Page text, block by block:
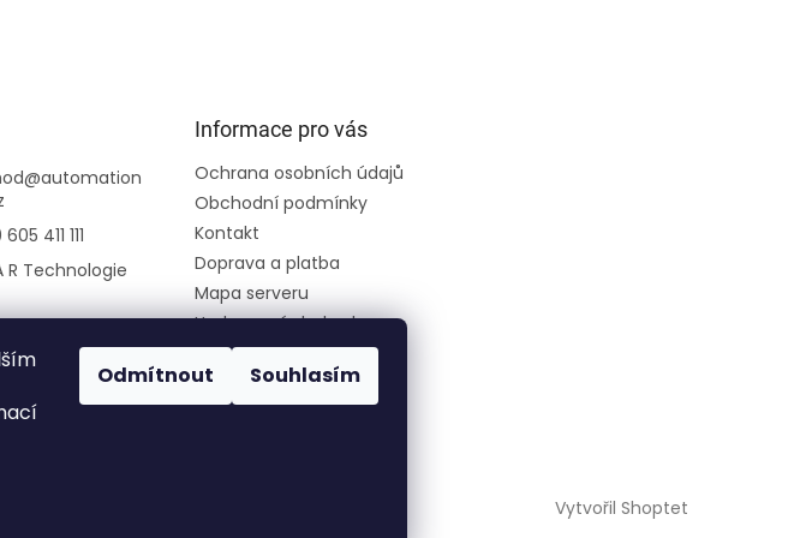
Odmítnout Souhlasím
@automation
411 111
R Technologie
Informace pro vás
Ochrana osobních údajů
Obchodní podmínky
Kontakt
Doprava a platba
Mapa serveru
Hodnocení obchodu
Přihlášení
Registrace
Moje objednávka
Vytvořil Shoptet